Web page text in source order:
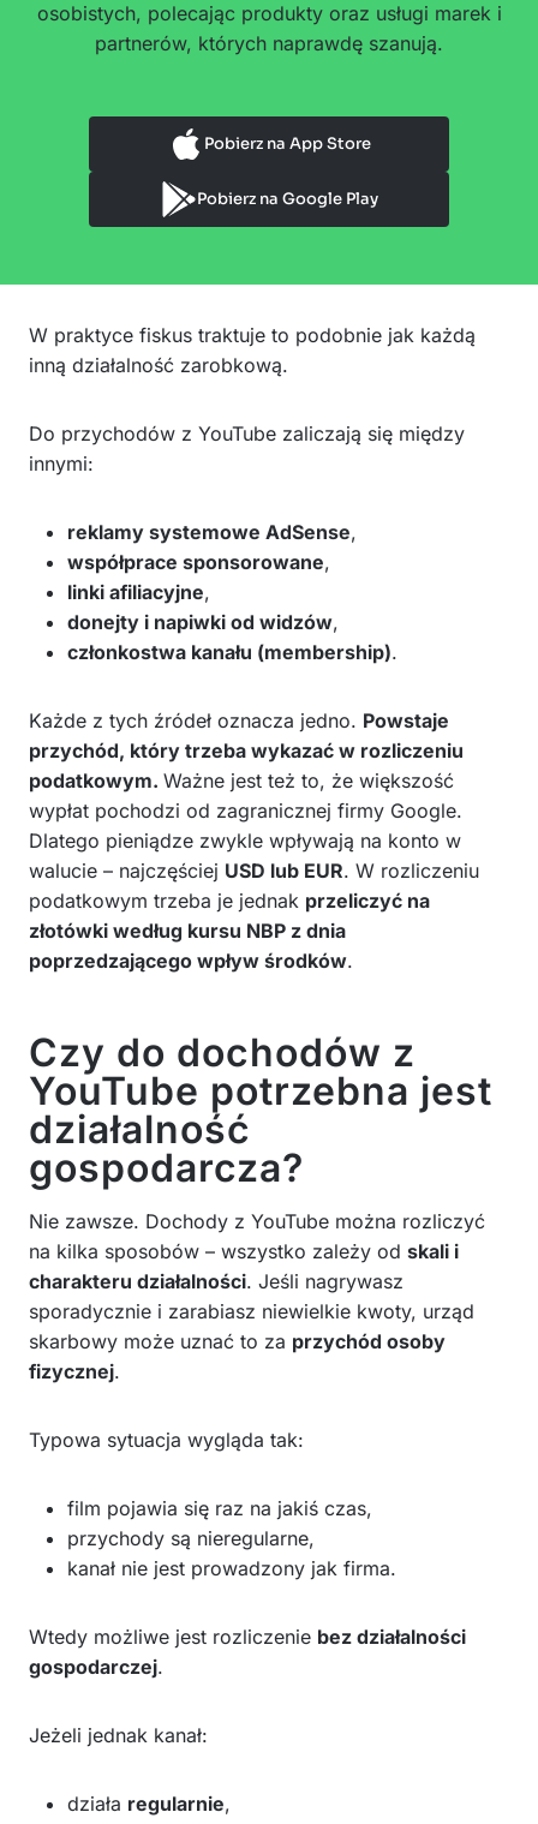
osobistych, polecając produkty oraz usługi marek i
partnerów, których naprawdę szanują.
Pobierz na App Store
Pobierz na Google Play
W praktyce fiskus traktuje to podobnie jak każdą
inną działalność zarobkową.
Do przychodów z YouTube zaliczają się między
innymi:
reklamy systemowe AdSense,
współprace sponsorowane,
linki afiliacyjne,
donejty i napiwki od widzów,
członkostwa kanału (membership).
Każde z tych źródeł oznacza jedno. Powstaje
przychód, który trzeba wykazać w rozliczeniu
podatkowym. Ważne jest też to, że większość
wypłat pochodzi od zagranicznej firmy Google.
Dlatego pieniądze zwykle wpływają na konto w
walucie – najczęściej USD lub EUR. W rozliczeniu
podatkowym trzeba je jednak przeliczyć na
złotówki według kursu NBP z dnia
poprzedzającego wpływ środków.
Czy do dochodów z
YouTube potrzebna jest
działalność
gospodarcza?
Nie zawsze. Dochody z YouTube można rozliczyć
na kilka sposobów – wszystko zależy od skali i
charakteru działalności. Jeśli nagrywasz
sporadycznie i zarabiasz niewielkie kwoty, urząd
skarbowy może uznać to za przychód osoby
fizycznej.
Typowa sytuacja wygląda tak:
film pojawia się raz na jakiś czas,
przychody są nieregularne,
kanał nie jest prowadzony jak firma.
Wtedy możliwe jest rozliczenie bez działalności
gospodarczej.
Jeżeli jednak kanał:
działa regularnie,